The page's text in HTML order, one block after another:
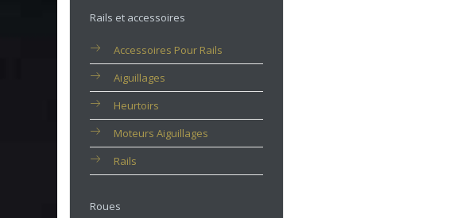
Rails et accessoires
Accessoires Pour Rails
Aiguillages
Heurtoirs
Moteurs Aiguillages
Rails
Roues